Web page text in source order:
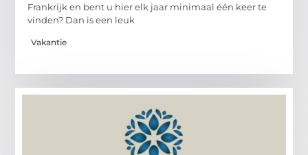
Frankrijk en bent u hier elk jaar minimaal één keer te
vinden? Dan is een leuk
Vakantie